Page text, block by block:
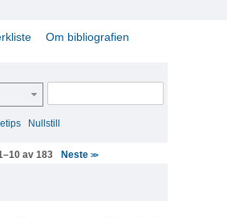
Om bibliografien
Nullstill
av 183 Neste >>